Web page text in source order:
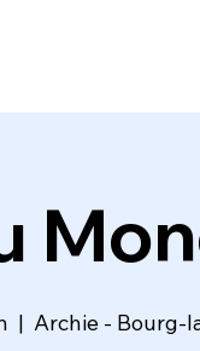
  |
Archie - Bourg-